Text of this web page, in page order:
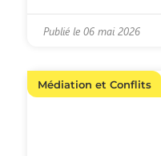
ce 10 avril […]
Publié le 06 mai 2026
Médiation et Conflits